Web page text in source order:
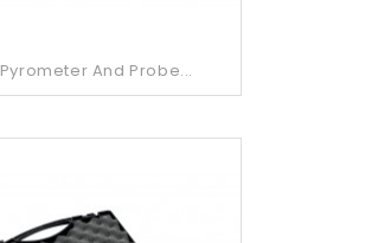
Pyrometer And Probe...